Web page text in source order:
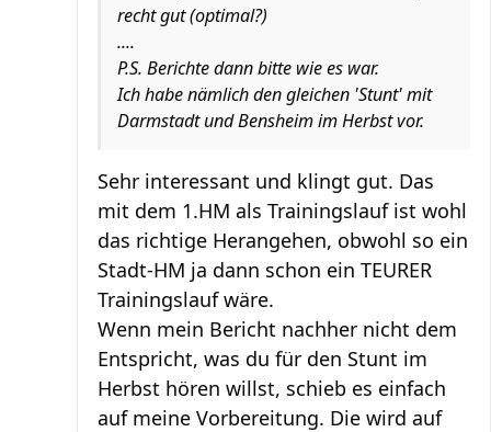
recht gut (optimal?)
....
P.S. Berichte dann bitte wie es war.
Ich habe nämlich den gleichen 'Stunt' mit
Darmstadt und Bensheim im Herbst vor.
Sehr interessant und klingt gut. Das
mit dem 1.HM als Trainingslauf ist wohl
das richtige Herangehen, obwohl so ein
Stadt-HM ja dann schon ein TEURER
Trainingslauf wäre.
Wenn mein Bericht nachher nicht dem
Entspricht, was du für den Stunt im
Herbst hören willst, schieb es einfach
auf meine Vorbereitung. Die wird auf